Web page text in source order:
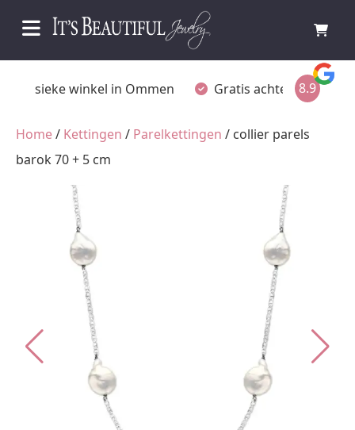
Fysieke winkel in Ommen Gratis achteraf betalen
8.9
Home/ Kettingen / Parelkettingen / collier parels
barok 70 + 5 cm